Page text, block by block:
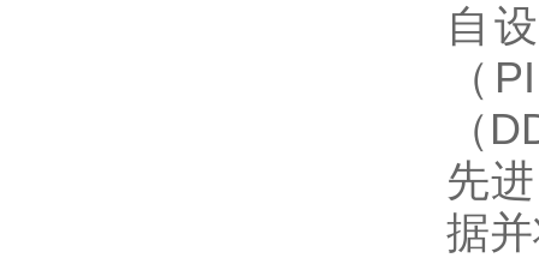
自
（
（
先
据